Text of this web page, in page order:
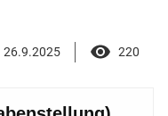
26.9.2025 220